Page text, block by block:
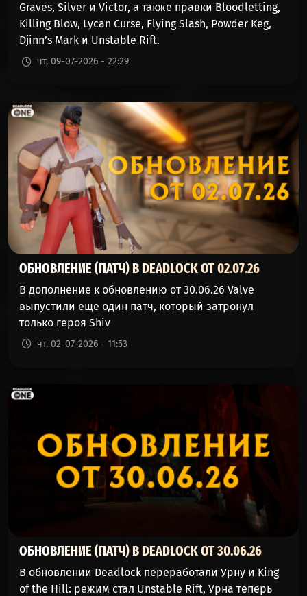
Graves, Silver и Victor, а также правки Bloodletting,
Killing Blow, Lycan Curse, Flying Slash, Powder Keg,
Djinn’s Mark и Unstable Rift.
чт, 09-07-2026 - 22:29
ОБНОВЛЕНИЕ (ПАТЧ) В DEADLOCK ОТ 02.07.26
В дополнение к обновлению от 30.06.26 Valve
выпустили еще один патч, который затронул
только героя Shiv
чт, 02-07-2026 - 11:53
ОБНОВЛЕНИЕ (ПАТЧ) В DEADLOCK ОТ 30.06.26
В обновлении Deadlock переработали Урну и King
of the Hill: режим стал Unstable Rift, Урна теперь